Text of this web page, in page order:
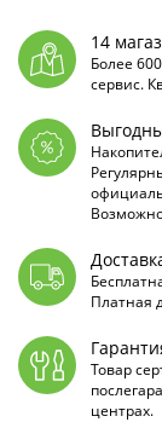
14
Более
сервис.
Платная
Товар
центрах.